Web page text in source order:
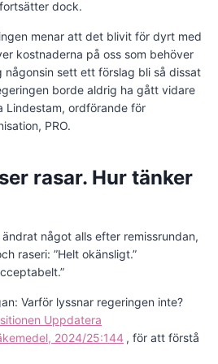
dock.
menar att det blivit för dyrt med
kostnaderna på oss som behöver
någonsin sett ett förslag bli så dissat
borde aldrig ha gått vidare
Lindestam, ordförande för
PRO.
rasar. Hur tänker
något alls efter remissrundan,
raseri: ”Helt okänsligt.”
Varför lyssnar regeringen inte?
Uppdatera
2024/25:144 , för att förstå